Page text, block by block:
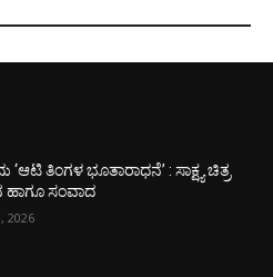
‘ಆಟಿ ತಿಂಗಳ ಭೂತಾರಾಧನೆ’ : ಸಾಕ್ಷ್ಯ ಚಿತ್ರ
ಹಾಗೂ ಸಂವಾದ
2026